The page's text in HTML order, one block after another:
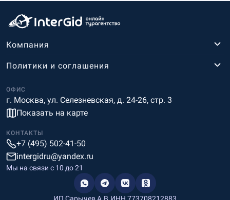
Компания
ОФИС
г. Москва, ул. Селезневская, д. 24-26, стр. 3
Показать на карте
Политики и соглашения
КОНТАКТЫ
+7 (495) 502-41-50
intergidru@yandex.ru
Мы на связи c 10 до 21